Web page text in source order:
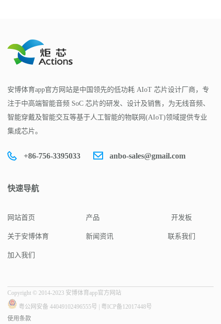
安博体育app官方网站是中国领先的低功耗 AIoT 芯片设计厂商，专
注于中高端智能音频 SoC 芯片的研发、设计及销售，为无线音频、
智能穿戴及智能交互等基于人工智能的物联网(AIoT)领域提供专业
集成芯片。
+86-756-3395033 anbo-sales@gmail.com
快速导航
网站首页 产品 开发板
关于安博体育 新闻资讯 联系我们
加入我们
Copyright © 2014-2023 安博体育app官方网站
粤公网安备 44049102496555号 | 粤ICP备12017448号
使用条款